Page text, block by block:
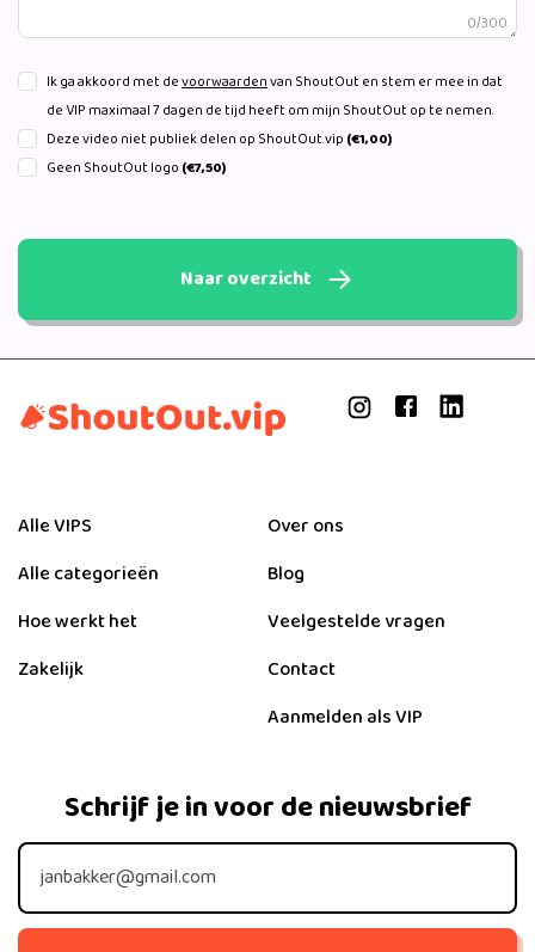
0/300
Ik ga akkoord met devoorwaardenvan ShoutOut en stem er mee in dat
de VIP maximaal 7 dagen de tijd heeft om mijn ShoutOut op te nemen.
Deze video niet publiek delen op ShoutOut.vip (€1,00)
Geen ShoutOut logo (€7,50)
Naar overzicht
Alle VIPS
Alle categorieën
Hoe werkt het
Zakelijk
Over ons
Blog
Veelgestelde vragen
Contact
Aanmelden als VIP
Schrijf je in voor de nieuwsbrief